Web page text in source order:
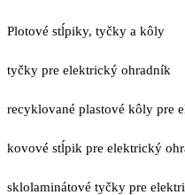
Plotové stĺpiky, tyčky a kôly
tyčky pre elektrický ohradník
recyklované plastové kôly pre
kovové stĺpik pre elektrický
sklolaminátové tyčky pre